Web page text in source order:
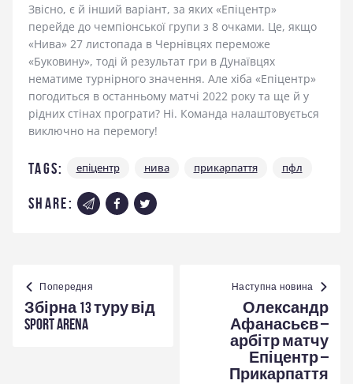
Звісно, є й інший варіант, за яких «Епіцентр»
перейде до чемпіонської групи з 8 очками. Це, якщо
«Нива» 27 листопада в Чернівцях переможе
«Буковину», тоді й результат гри в Дунаївцях
нематиме турнірного значення. Але хіба «Епіцентр»
погодиться в останньому матчі 2022 року та ще й у
рідних стінах програти? Ні. Команда налаштовується
виключно на перемогу!
Tags: епіцентр нива прикарпаття пфл
share:
Навігація
записів
Попередня
Збірна 13 туру від
Sport Arena
Наступна новина
Олександр
Афанасьєв –
арбітр матчу
Епіцентр –
Прикарпаття